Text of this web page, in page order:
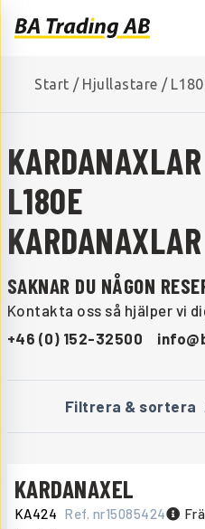
Start / Hjullastare /
L180E
SAKNAR DU NÅGON
Kontakta oss så hjälper vi
+46 (0) 152-32500
Filtrera & sortera
KARDANAXEL
KA424 Ref. nr15085424